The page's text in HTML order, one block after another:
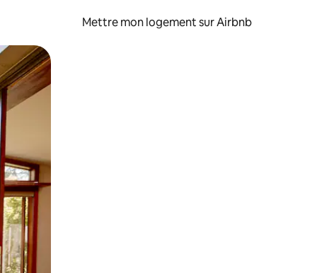
Mettre mon logement sur Airbnb